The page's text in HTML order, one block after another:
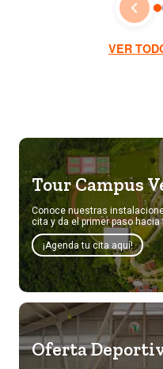
VER
Tour Campus
Conoce nuestras
cita y da el primer paso hacia
¡Agenda tu cita aquí!
Oferta